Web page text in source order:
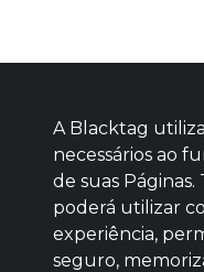
A Blacktag
necessários ao
de suas
poderá utilizar
experiência,
seguro,